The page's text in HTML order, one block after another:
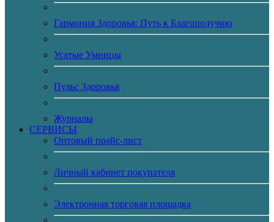
Гармония Здоровья: Путь к Благополучию
Усатые Умницы
Пульс Здоровья
Журналы
CЕРВИСЫ
Оптовый прайс-лист
Личный кабинет покупателя
Электронная торговая площадка